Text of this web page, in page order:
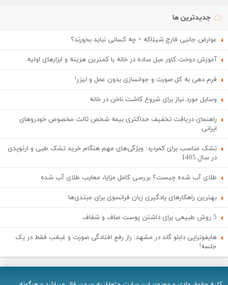
جدیدترین ها
عوارض جانبی قارچ شیتاکه + چه کسانی نباید بخورند؟
آموزش دوخت کاور مبل ساده در خانه با کمترین هزینه و ابزارهای اولیه
فرم دهی به کل صورت و جوانسازی بدون عمل و لیزر!
وسایل مورد نیاز برای شروع کاشت ناخن در خانه
راهنمای دریافت تخفیف حداکثری بیمه شخص ثالث مخصوص خودروهای
ایرانی
تشک مناسب برای کمردرد: ویژگی‌های مهم هنگام خرید تشک طبی و ارتوپدی
در سال 1405
طلای آب شده چیست؟ بررسی کامل مزایا، معایب طلای آب شده
بهترین راهکارهای یادگیری زبان فرانسوی برای مبتدی‌ها
5 روش طبیعی برای داشتن پوست صاف و شفاف
هایفوتراپی دابلو گلد در مشهد: راز رفع افتادگی صورت و غبغب فقط در یک
جلسه!